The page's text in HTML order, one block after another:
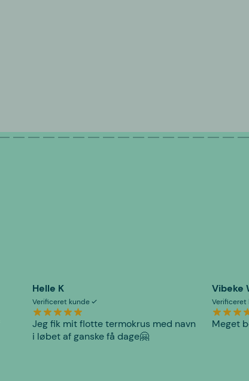
Helle K
Verificeret kunde
Jeg fik mit flotte termokrus med navn
i løbet af ganske få dage🤗
Vibeke
Meget